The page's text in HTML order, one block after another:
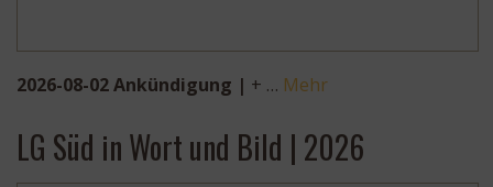
2026-08-02 Ankündigung | + … Mehr
LG Süd in Wort und Bild | 2026